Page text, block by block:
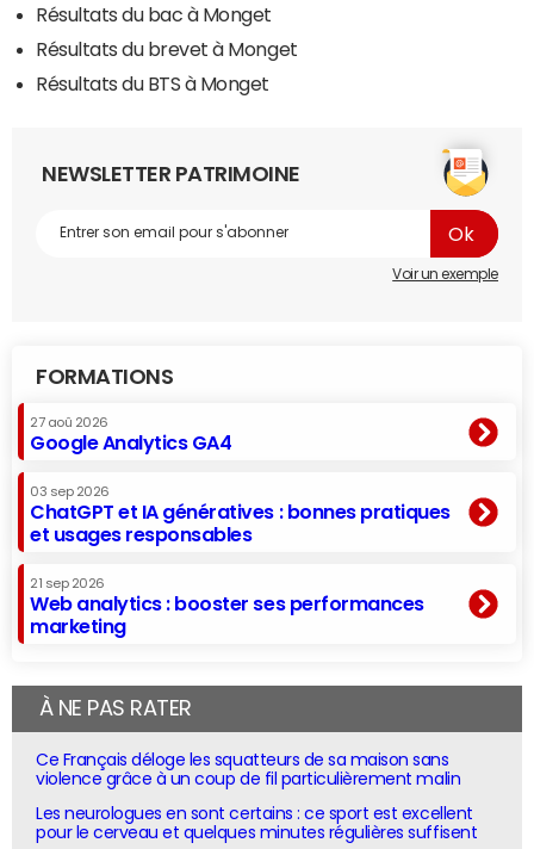
Résultats du bac à Monget
Résultats du brevet à Monget
Résultats du BTS à Monget
NEWSLETTER PATRIMOINE
Voir un exemple
FORMATIONS
27 aoû 2026
Google Analytics GA4
03 sep 2026
ChatGPT et IA génératives : bonnes pratiques
et usages responsables
21 sep 2026
Web analytics : booster ses performances
marketing
À NE PAS RATER
Ce Français déloge les squatteurs de sa maison sans
violence grâce à un coup de fil particulièrement malin
Les neurologues en sont certains : ce sport est excellent
pour le cerveau et quelques minutes régulières suffisent